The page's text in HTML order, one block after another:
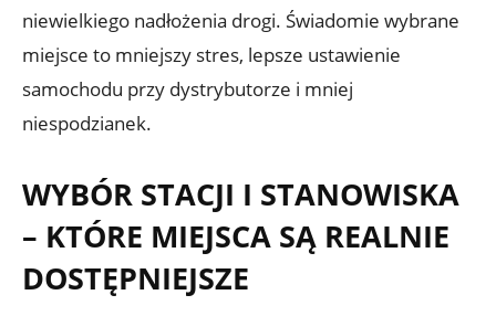
niewielkiego nadłożenia drogi. Świadomie wybrane
miejsce to mniejszy stres, lepsze ustawienie
samochodu przy dystrybutorze i mniej
niespodzianek.
WYBÓR STACJI I STANOWISKA
– KTÓRE MIEJSCA SĄ REALNIE
DOSTĘPNIEJSZE